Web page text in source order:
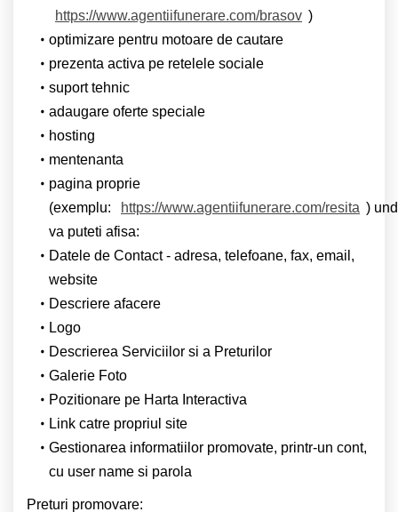
https://www.agentiifunerare.com/brasov )
optimizare pentru motoare de cautare
prezenta activa pe retelele sociale
suport tehnic
adaugare oferte speciale
hosting
mentenanta
pagina proprie
(exemplu:
https://www.agentiifunerare.com/resita )
va puteti afisa:
Datele de Contact - adresa, telefoane, fax, email,
website
Descriere afacere
Logo
Descrierea Serviciilor si a Preturilor
Galerie Foto
Pozitionare pe Harta Interactiva
Link catre propriul site
Gestionarea informatiilor promovate, printr-un cont,
cu user name si parola
Preturi promovare: